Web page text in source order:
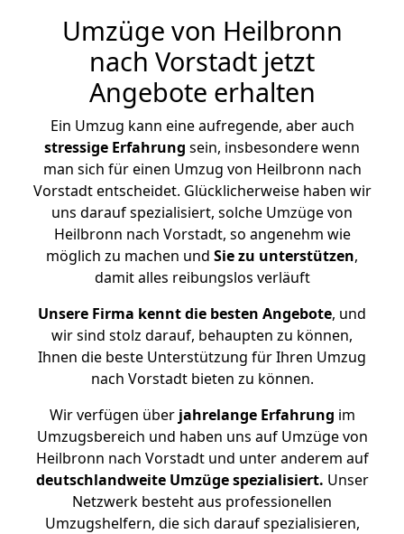
Umzüge von Heilbronn
nach Vorstadt jetzt
Angebote erhalten
Ein Umzug kann eine aufregende, aber auch
stressige Erfahrung sein, insbesondere wenn
man sich für einen Umzug von Heilbronn nach
Vorstadt entscheidet. Glücklicherweise haben wir
uns darauf spezialisiert, solche Umzüge von
Heilbronn nach Vorstadt, so angenehm wie
möglich zu machen und Sie zu unterstützen,
damit alles reibungslos verläuft
Unsere Firma kennt die besten Angebote, und
wir sind stolz darauf, behaupten zu können,
Ihnen die beste Unterstützung für Ihren Umzug
nach Vorstadt bieten zu können.
Wir verfügen überjahrelange Erfahrung im
Umzugsbereich und haben uns auf Umzüge von
Heilbronn nach Vorstadt und unter anderem auf
deutschlandweite Umzüge spezialisiert. Unser
Netzwerk besteht aus professionellen
Umzugshelfern, die sich darauf spezialisieren,